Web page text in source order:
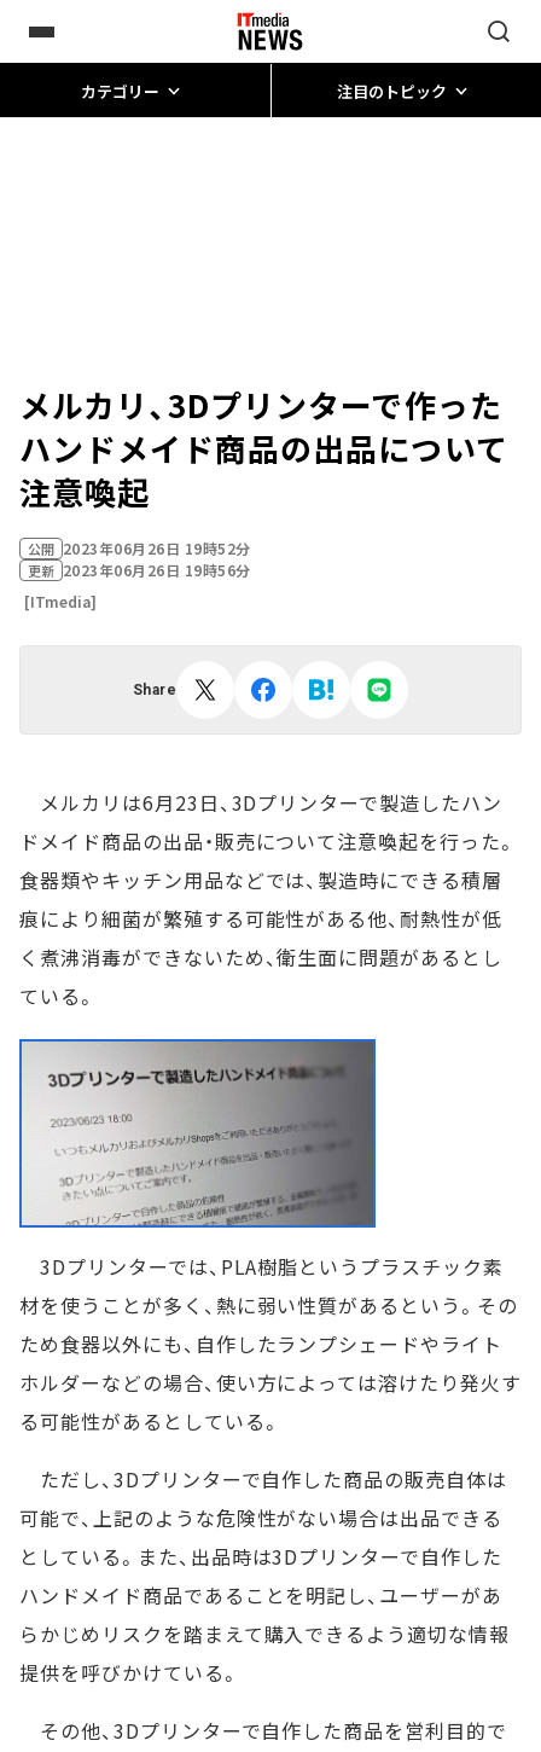
カテゴリー 注目のトピック
メルカリ、3Dプリンターで作った
ハンドメイド商品の出品について
注意喚起
公開 2023年06月26日 19時52分
更新 2023年06月26日 19時56分
[ITmedia]
Share
メルカリは6月23日、3Dプリンターで製造したハン
ドメイド商品の出品・販売について注意喚起を行った。
食器類やキッチン用品などでは、製造時にできる積層
痕により細菌が繁殖する可能性がある他、耐熱性が低
く煮沸消毒ができないため、衛生面に問題があるとし
ている。
3Dプリンターでは、PLA樹脂というプラスチック素
材を使うことが多く、熱に弱い性質があるという。その
ため食器以外にも、自作したランプシェードやライト
ホルダーなどの場合、使い方によっては溶けたり発火す
る可能性があるとしている。
ただし、3Dプリンターで自作した商品の販売自体は
可能で、上記のような危険性がない場合は出品できる
としている。また、出品時は3Dプリンターで自作した
ハンドメイド商品であることを明記し、ユーザーがあ
らかじめリスクを踏まえて購入できるよう適切な情報
提供を呼びかけている。
その他、3Dプリンターで自作した商品を営利目的で